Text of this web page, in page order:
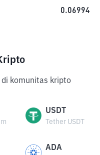
0.06994
di komunitas kripto
USDT
Tether USDT
ADA